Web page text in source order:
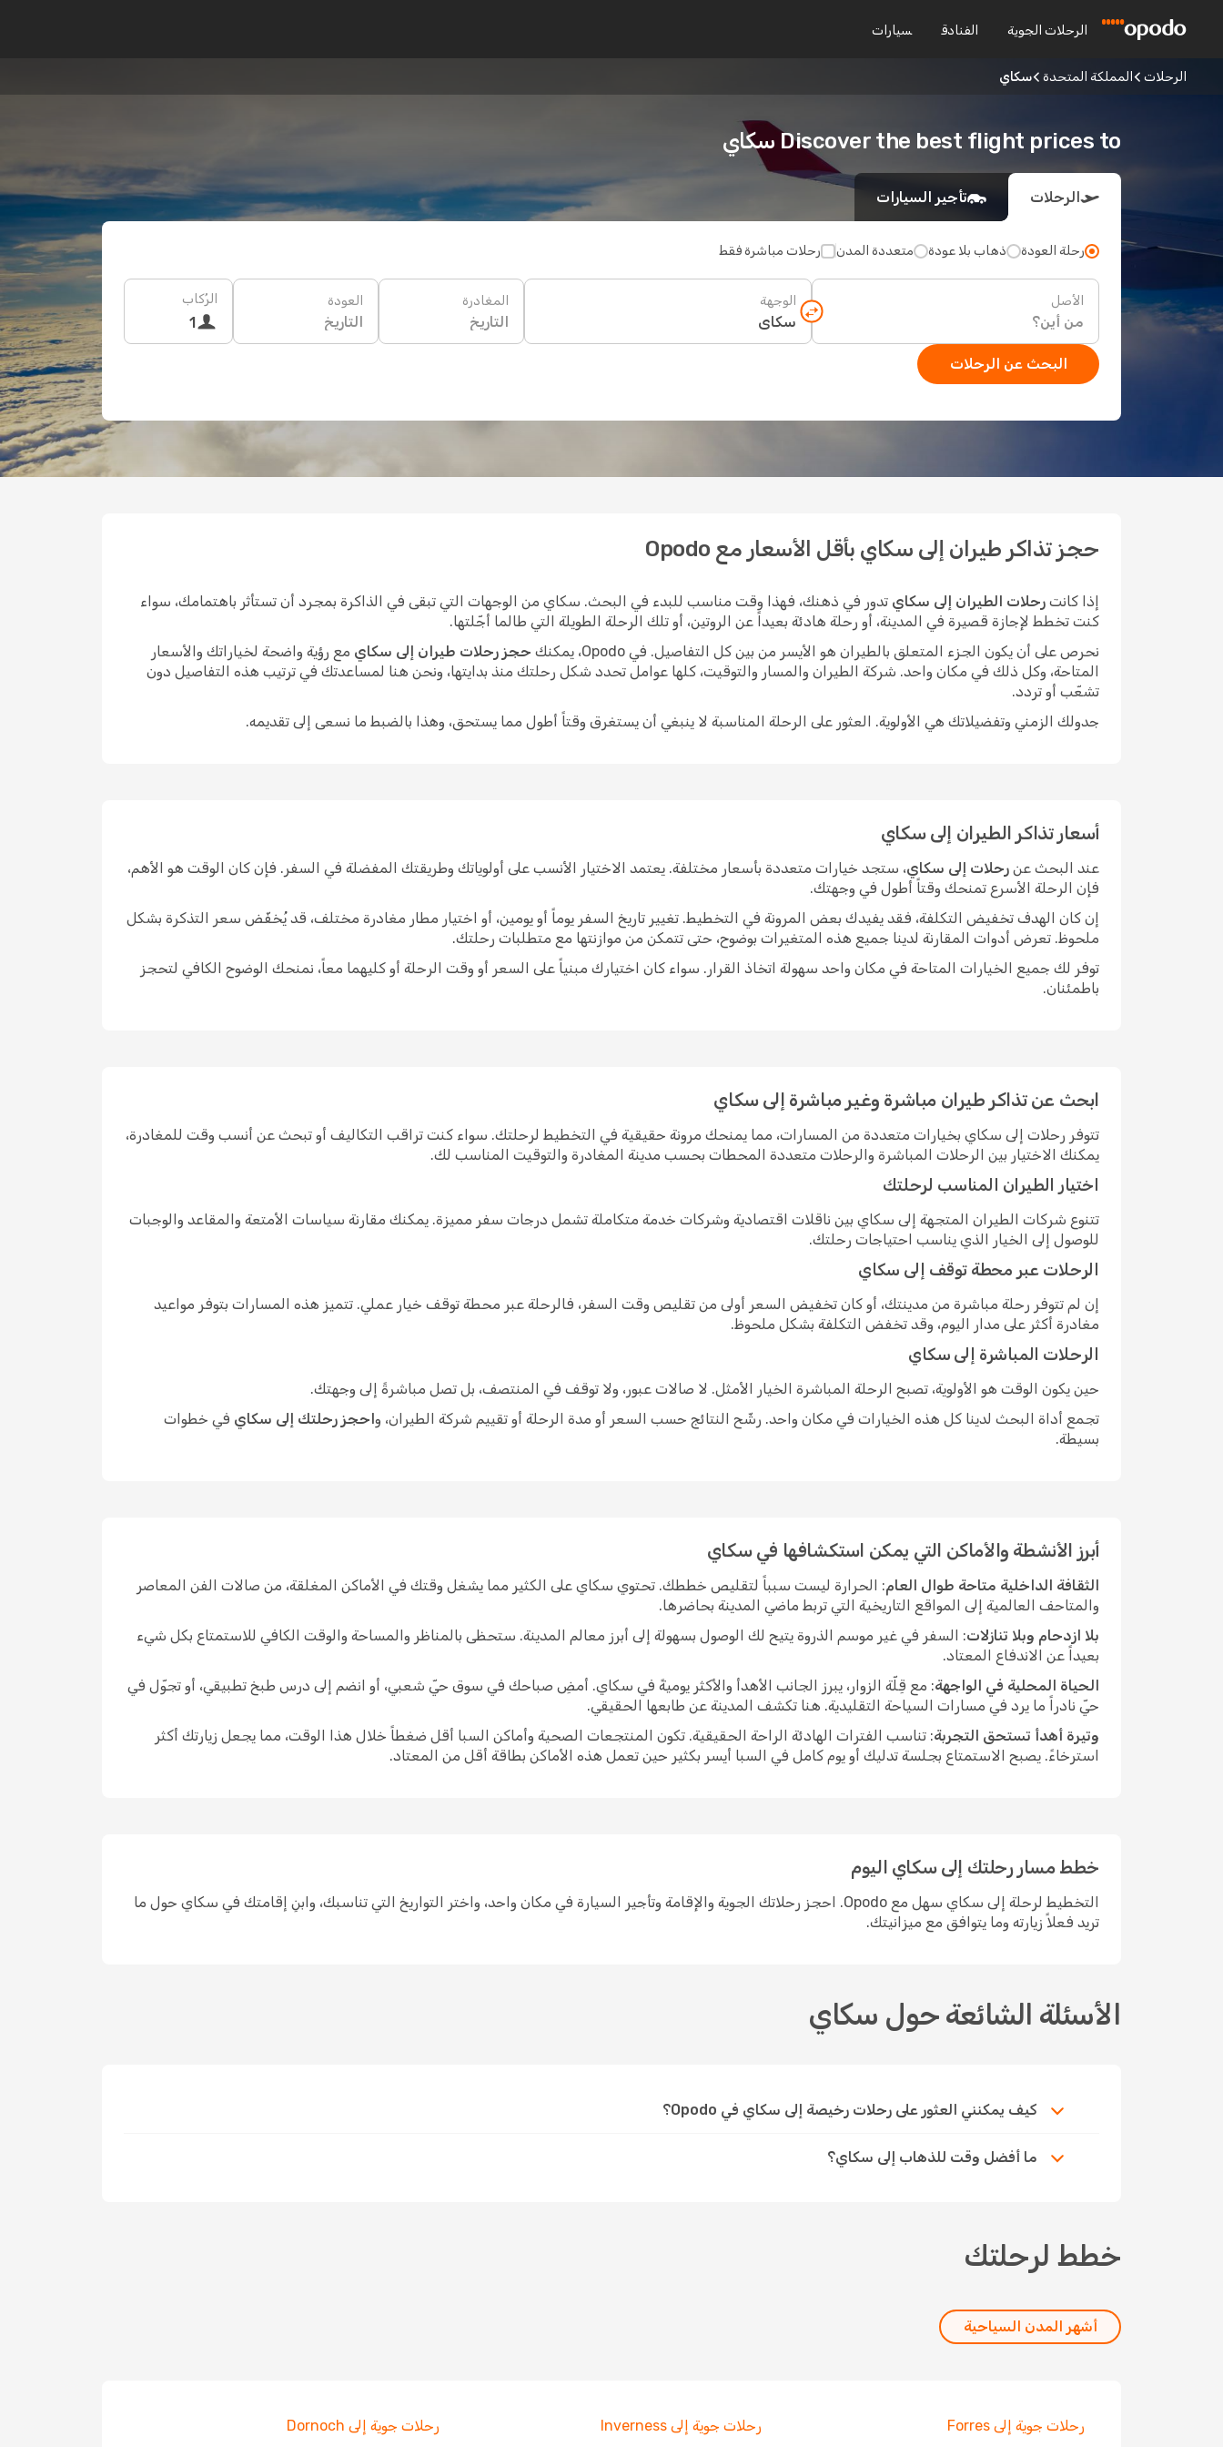
الرحلات الجوية الفنادق سيارات
الرحلات المملكة المتحدة سكاي
Discover the best flight prices to سكاي
الرحلات تأجير السيارات
رحلة العودة ذهاب بلا عودة متعددة المدن رحلات مباشرة فقط
الأصل الوجهة المغادرة
التاريخ
العودة
التاريخ
الرُكاب
1
البحث عن الرحلات
حجز تذاكر طيران إلى سكاي بأقل الأسعار مع Opodo
إذا كانت رحلات الطيران إلى سكاي تدور في ذهنك، فهذا وقت مناسب للبدء في البحث. سكاي من الوجهات التي تبقى في الذاكرة بمجرد أن تستأثر باهتمامك، سواء
كنت تخطط لإجازة قصيرة في المدينة، أو رحلة هادئة بعيداً عن الروتين، أو تلك الرحلة الطويلة التي طالما أجّلتها.
نحرص على أن يكون الجزء المتعلق بالطيران هو الأيسر من بين كل التفاصيل. في Opodo، يمكنك
حجز رحلات طيران إلى سكاي مع رؤية واضحة لخياراتك والأسعار
المتاحة، وكل ذلك في مكان واحد. شركة الطيران والمسار والتوقيت، كلها عوامل تحدد شكل رحلتك منذ بدايتها، ونحن هنا لمساعدتك في ترتيب هذه التفاصيل دون
تشعّب أو تردد.
جدولك الزمني وتفضيلاتك هي الأولوية. العثور على الرحلة المناسبة لا ينبغي أن يستغرق وقتاً أطول مما يستحق، وهذا بالضبط ما نسعى إلى تقديمه.
أسعار تذاكر الطيران إلى سكاي
عند البحث عن رحلات إلى سكاي، ستجد خيارات متعددة بأسعار مختلفة. يعتمد الاختيار الأنسب على أولوياتك وطريقتك المفضلة في السفر. فإن كان الوقت هو الأهم،
فإن الرحلة الأسرع تمنحك وقتاً أطول في وجهتك.
إن كان الهدف تخفيض التكلفة، فقد يفيدك بعض المرونة في التخطيط. تغيير تاريخ السفر يوماً أو يومين، أو اختيار مطار مغادرة مختلف، قد يُخفّض سعر التذكرة بشكل
ملحوظ. تعرض أدوات المقارنة لدينا جميع هذه المتغيرات بوضوح، حتى تتمكن من موازنتها مع متطلبات رحلتك.
توفر لك جميع الخيارات المتاحة في مكان واحد سهولة اتخاذ القرار. سواء كان اختيارك مبنياً على السعر أو وقت الرحلة أو كليهما معاً، نمنحك الوضوح الكافي لتحجز
باطمئنان.
ابحث عن تذاكر طيران مباشرة وغير مباشرة إلى سكاي
تتوفر رحلات إلى سكاي بخيارات متعددة من المسارات، مما يمنحك مرونة حقيقية في التخطيط لرحلتك. سواء كنت تراقب التكاليف أو تبحث عن أنسب وقت للمغادرة،
يمكنك الاختيار بين الرحلات المباشرة والرحلات متعددة المحطات بحسب مدينة المغادرة والتوقيت المناسب لك.
اختيار الطيران المناسب لرحلتك
تتنوع شركات الطيران المتجهة إلى سكاي بين ناقلات اقتصادية وشركات خدمة متكاملة تشمل درجات سفر مميزة. يمكنك مقارنة سياسات الأمتعة والمقاعد والوجبات
للوصول إلى الخيار الذي يناسب احتياجات رحلتك.
الرحلات عبر محطة توقف إلى سكاي
إن لم تتوفر رحلة مباشرة من مدينتك، أو كان تخفيض السعر أولى من تقليص وقت السفر، فالرحلة عبر محطة توقف خيار عملي. تتميز هذه المسارات بتوفر مواعيد
مغادرة أكثر على مدار اليوم، وقد تخفض التكلفة بشكل ملحوظ.
الرحلات المباشرة إلى سكاي
حين يكون الوقت هو الأولوية، تصبح الرحلة المباشرة الخيار الأمثل. لا صالات عبور، ولا توقف في المنتصف، بل تصل مباشرةً إلى وجهتك.
تجمع أداة البحث لدينا كل هذه الخيارات في مكان واحد. رشّح النتائج حسب السعر أو مدة الرحلة أو تقييم شركة الطيران، واحجز رحلتك إلى سكاي في خطوات
بسيطة.
أبرز الأنشطة والأماكن التي يمكن استكشافها في سكاي
الثقافة الداخلية متاحة طوال العام: الحرارة ليست سبباً لتقليص خططك. تحتوي سكاي على الكثير مما يشغل وقتك في الأماكن المغلقة، من صالات الفن المعاصر
والمتاحف العالمية إلى المواقع التاريخية التي تربط ماضي المدينة بحاضرها.
بلا ازدحام وبلا تنازلات: السفر في غير موسم الذروة يتيح لك الوصول بسهولة إلى أبرز معالم المدينة. ستحظى بالمناظر والمساحة والوقت الكافي للاستمتاع بكل شيء
بعيداً عن الاندفاع المعتاد.
الحياة المحلية في الواجهة: مع قِلّة الزوار، يبرز الجانب الأهدأ والأكثر يوميةً في سكاي. أمضِ صباحك في سوق حيّ شعبي، أو انضم إلى درس طبخ تطبيقي، أو تجوّل في
حيّ نادراً ما يرد في مسارات السياحة التقليدية. هنا تكشف المدينة عن طابعها الحقيقي.
وتيرة أهدأ تستحق التجربة: تناسب الفترات الهادئة الراحة الحقيقية. تكون المنتجعات الصحية وأماكن السبا أقل ضغطاً خلال هذا الوقت، مما يجعل زيارتك أكثر
استرخاءً. يصبح الاستمتاع بجلسة تدليك أو يوم كامل في السبا أيسر بكثير حين تعمل هذه الأماكن بطاقة أقل من المعتاد.
خطط مسار رحلتك إلى سكاي اليوم
التخطيط لرحلة إلى سكاي سهل مع Opodo. احجز رحلاتك الجوية والإقامة وتأجير السيارة في مكان واحد، واختر التواريخ التي تناسبك، وابنِ إقامتك في سكاي حول ما
تريد فعلاً زيارته وما يتوافق مع ميزانيتك.
الأسئلة الشائعة حول سكاي
كيف يمكنني العثور على رحلات رخيصة إلى سكاي في Opodo؟
ما أفضل وقت للذهاب إلى سكاي؟
خطط لرحلتك
أشهر المدن السياحية
رحلات جوية إلى Forres رحلات جوية إلى Inverness رحلات جوية إلى Dornoch